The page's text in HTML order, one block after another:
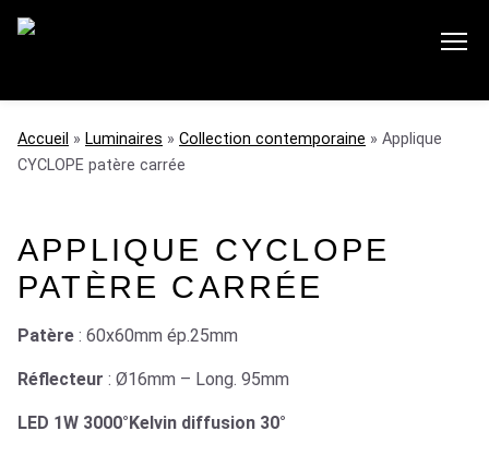
accueil » luminaires » collection contemporaine » Applique
CYCLOPE patère carrée
APPLIQUE CYCLOPE
PATÈRE CARRÉE
Patère : 60x60mm ép.25mm
Réflecteur : Ø16mm – Long. 95mm
LED 1W 3000°Kelvin diffusion 30°